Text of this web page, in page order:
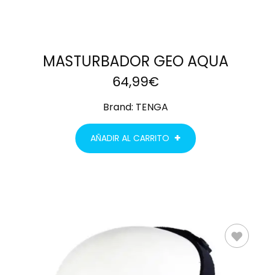
MASTURBADOR GEO AQUA
64,99€
Brand: TENGA
AÑADIR AL CARRITO